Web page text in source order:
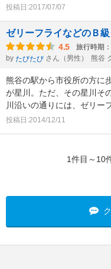
投稿日:2017/07/07
ゼリーフライなどのＢ
4.5 旅行時期
by たびたび さん（男性） 熊谷
熊谷の駅から市役所の方に
が星川。ただ、その星川そ
川沿いの通りには、ゼリー
投稿日:2014/12/11
1件目～10